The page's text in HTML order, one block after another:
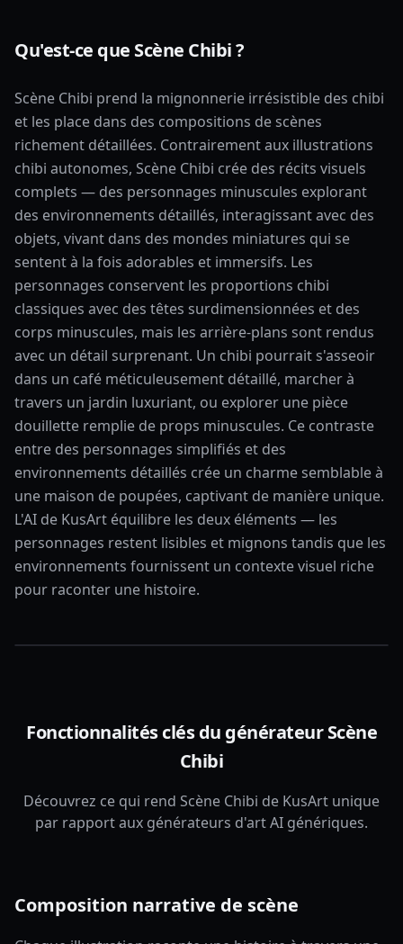
Qu'est-ce que Scène Chibi ?
Scène Chibi prend la mignonnerie irrésistible des chibi
et les place dans des compositions de scènes
richement détaillées. Contrairement aux illustrations
chibi autonomes, Scène Chibi crée des récits visuels
complets — des personnages minuscules explorant
des environnements détaillés, interagissant avec des
objets, vivant dans des mondes miniatures qui se
sentent à la fois adorables et immersifs. Les
personnages conservent les proportions chibi
classiques avec des têtes surdimensionnées et des
corps minuscules, mais les arrière-plans sont rendus
avec un détail surprenant. Un chibi pourrait s'asseoir
dans un café méticuleusement détaillé, marcher à
travers un jardin luxuriant, ou explorer une pièce
douillette remplie de props minuscules. Ce contraste
entre des personnages simplifiés et des
environnements détaillés crée un charme semblable à
une maison de poupées, captivant de manière unique.
L'AI de KusArt équilibre les deux éléments — les
personnages restent lisibles et mignons tandis que les
environnements fournissent un contexte visuel riche
pour raconter une histoire.
Fonctionnalités clés du générateur Scène
Chibi
Découvrez ce qui rend Scène Chibi de KusArt unique
par rapport aux générateurs d'art AI génériques.
Composition narrative de scène